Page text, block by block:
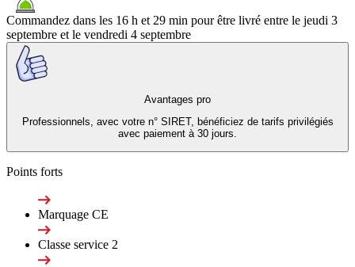
Commandez dans les 16 h et 29 min pour être livré entre le jeudi 3
septembre et le vendredi 4 septembre
Avantages pro
Professionnels, avec votre n° SIRET, bénéficiez de tarifs privilégiés
avec paiement à 30 jours.
Points forts
Marquage CE
Classe service 2